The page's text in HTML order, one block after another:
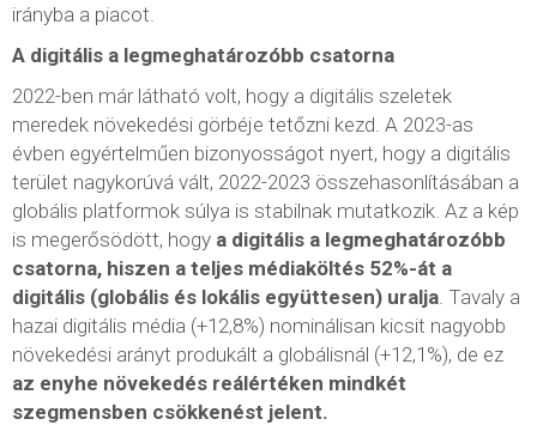
irányba a piacot.
A digitális a legmeghatározóbb csatorna
2022-ben már látható volt, hogy a digitális szeletek
meredek növekedési görbéje tetőzni kezd. A 2023-as
évben egyértelműen bizonyosságot nyert, hogy a digitális
terület nagykorúvá vált, 2022-2023 összehasonlításában a
globális platformok súlya is stabilnak mutatkozik. Az a kép
is megerősödött, hogy a digitális a legmeghatározóbb
csatorna, hiszen a teljes médiaköltés 52%-át a
digitális (globális és lokális együttesen) uralja . Tavaly a
hazai digitális média (+12,8%) nominálisan kicsit nagyobb
növekedési arányt produkált a globálisnál (+12,1%), de ez
az enyhe növekedés reálértéken mindkét
szegmensben csökkenést jelent.